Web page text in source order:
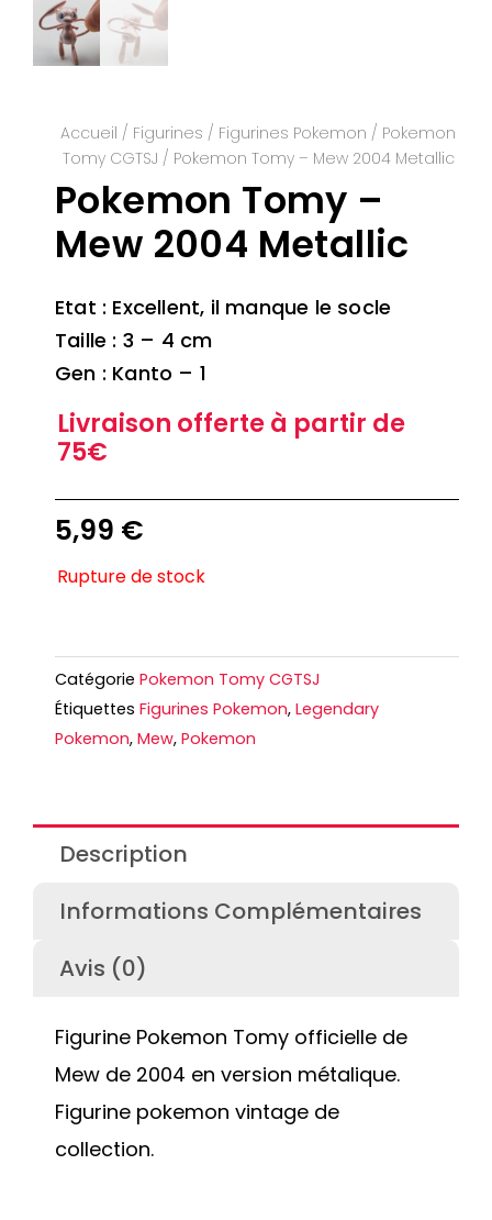
Accueil / Figurines / Figurines Pokemon / Pokemon
Tomy CGTSJ / Pokemon Tomy – Mew 2004 Metallic
Pokemon Tomy –
Mew 2004 Metallic
Etat : Excellent, il manque le socle
Taille : 3 – 4 cm
Gen : Kanto – 1
Livraison offerte à partir de
75€
5,99 €
Rupture de stock
Catégorie Pokemon Tomy CGTSJ
Étiquettes Figurines Pokemon, Legendary
Pokemon, Mew, Pokemon
Description
Informations Complémentaires
Avis (0)
Figurine Pokemon Tomy officielle de
Mew de 2004 en version métalique.
Figurine pokemon vintage de
collection.